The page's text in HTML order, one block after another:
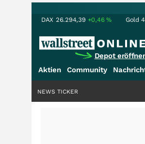
DAX 26.294,39 +0,46% Gold
Depot
Aktien Community
NEWS TICKER